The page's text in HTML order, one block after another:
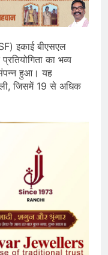
इकाई बीएसएल
का भव्य
हुआ। यह
जिसमें 19 से अधिक